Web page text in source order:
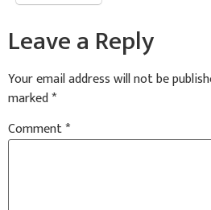
Leave a Reply
Your email address will not be
marked*
Comment*